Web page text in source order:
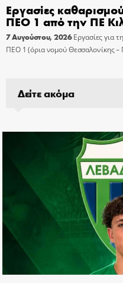
Εργασίες
ΠΕΟ 1 από την ΠΕ
7 Αυγούστου, 2026 Εργασίες για
ΠΕΟ 1 (όρια νομού Θεσσαλονίκης
Δείτε ακόμα